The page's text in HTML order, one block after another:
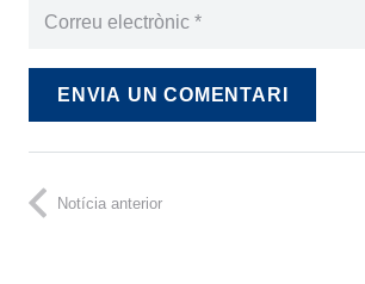
ENVIA UN COMENTARI
Notícia anterior